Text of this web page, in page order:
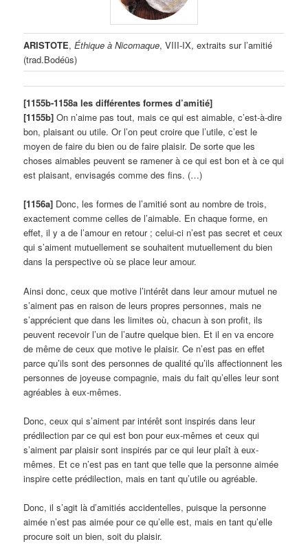
ARISTOTE,Éthique à Nicomaque, VIII-IX, extraits sur l’amitié
(trad.Bodéüs)
[1155b-1158a les différentes formes d’amitié]
[1155b] On n’aime pas tout, mais ce qui est aimable, c’est-à-dire
bon, plaisant ou utile. Or l’on peut croire que l’utile, c’est le
moyen de faire du bien ou de faire plaisir. De sorte que les
choses aimables peuvent se ramener à ce qui est bon et à ce qui
est plaisant, envisagés comme des fins. (…)
[1156a] Donc, les formes de l’amitié sont au nombre de trois,
exactement comme celles de l’aimable. En chaque forme, en
effet, il y a de l’amour en retour ; celui-ci n’est pas secret et ceux
qui s’aiment mutuellement se souhaitent mutuellement du bien
dans la perspective où se place leur amour.
Ainsi donc, ceux que motive l’intérêt dans leur amour mutuel ne
s’aiment pas en raison de leurs propres personnes, mais ne
s’apprécient que dans les limites où, chacun à son profit, ils
peuvent recevoir l’un de l’autre quelque bien. Et il en va encore
de même de ceux que motive le plaisir. Ce n’est pas en effet
parce qu’ils sont des personnes de qualité qu’ils affectionnent les
personnes de joyeuse compagnie, mais du fait qu’elles leur sont
agréables à eux-mêmes.
Donc, ceux qui s’aiment par intérêt sont inspirés dans leur
prédilection par ce qui est bon pour eux-mêmes et ceux qui
s’aiment par plaisir sont inspirés par ce qui leur plaît à eux-
mêmes. Et ce n’est pas en tant que telle que la personne aimée
inspire cette prédilection, mais en tant qu’utile ou agréable.
Donc, il s’agit là d’amitiés accidentelles, puisque la personne
aimée n’est pas aimée pour ce qu’elle est, mais en tant qu’elle
procure soit un bien, soit du plaisir.